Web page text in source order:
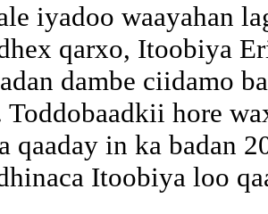
iyadoo waayahan
qarxo, Itoobiya
dambe ciidamo
Toddobaadkii hore
qaaday in ka badan
Itoobiya loo